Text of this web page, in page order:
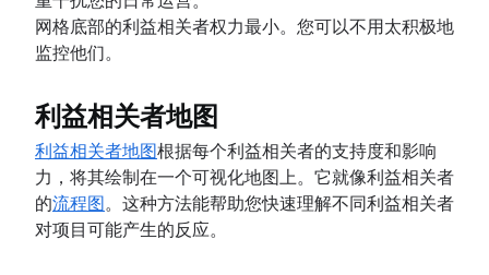
网格底部的利益相关者权力最小。您可以不用太积极地
监控他们。
利益相关者地图
利益相关者地图根据每个利益相关者的支持度和影响
力，将其绘制在一个可视化地图上。它就像利益相关者
的流程图。这种方法能帮助您快速理解不同利益相关者
对项目可能产生的反应。